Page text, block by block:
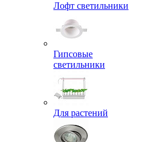
Лофт светильники
Гипсовые
светильники
Для растений